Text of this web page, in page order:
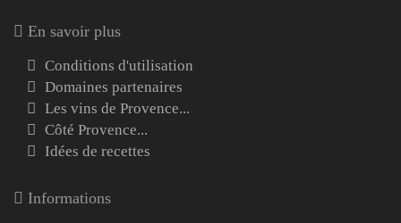
En savoir plus
Conditions d'utilisation
Domaines partenaires
Les vins de Provence...
Côté Provence...
Idées de recettes
Informations